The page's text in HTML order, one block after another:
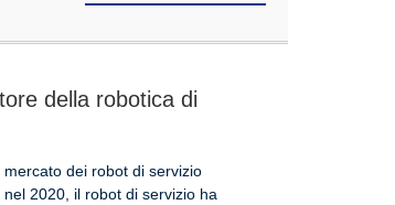
della robotica di
e la scala continua ad
dei robot di servizio
2020, il robot di servizio ha